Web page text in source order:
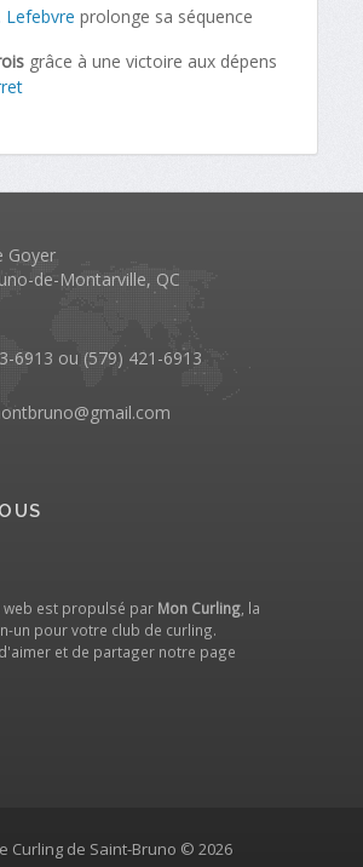
Lefebvre prolonge sa séquence
grâce à une victoire aux dépens
Goyer
de-Montarville, QC
6913 ou (579) 421-6913
web est propulsé par Mon Curling, la
un pour votre club de curling.
et de partager notre page
Curling de Saint-Bruno © 2026